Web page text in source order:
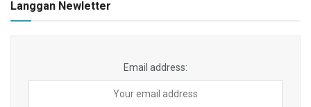
Langgan Newletter
Email address: